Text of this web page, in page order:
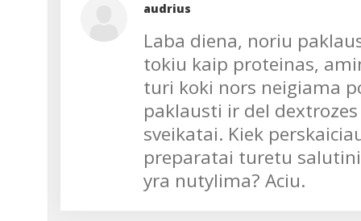
audrius
Laba diena, noriu
tokiu kaip proteinas,
turi koki nors neigiama
paklausti ir del
sveikatai. Kiek
preparatai turetu
yra nutylima? Aciu.